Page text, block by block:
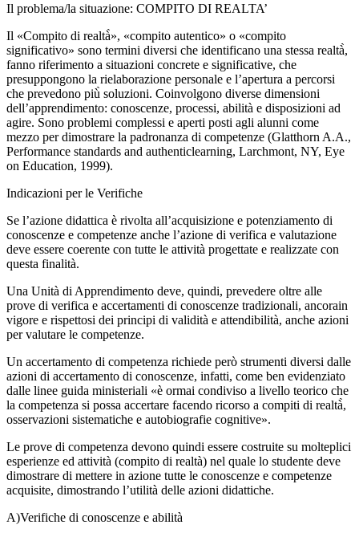
Il problema/la situazione: COMPITO DI REALTA’
Il «Compito di realtà̀», «compito autentico» o «compito
significativo» sono termini diversi che identificano una stessa realtà̀,
fanno riferimento a situazioni concrete e significative, che
presuppongono la rielaborazione personale e l’apertura a percorsi
che prevedono più̀ soluzioni. Coinvolgono diverse dimensioni
dell’apprendimento: conoscenze, processi, abilità e disposizioni ad
agire. Sono problemi complessi e aperti posti agli alunni come
mezzo per dimostrare la padronanza di competenze (Glatthorn A.A.,
Performance standards and authenticlearning, Larchmont, NY, Eye
on Education, 1999).
Indicazioni per le Verifiche
Se l’azione didattica è rivolta all’acquisizione e potenziamento di
conoscenze e competenze anche l’azione di verifica e valutazione
deve essere coerente con tutte le attività progettate e realizzate con
questa finalità.
Una Unità di Apprendimento deve, quindi, prevedere oltre alle
prove di verifica e accertamenti di conoscenze tradizionali, ancorain
vigore e rispettosi dei principi di validità e attendibilità, anche azioni
per valutare le competenze.
Un accertamento di competenza richiede però strumenti diversi dalle
azioni di accertamento di conoscenze, infatti, come ben evidenziato
dalle linee guida ministeriali «è ormai condiviso a livello teorico che
la competenza si possa accertare facendo ricorso a compiti di realtà̀,
osservazioni sistematiche e autobiografie cognitive».
Le prove di competenza devono quindi essere costruite su molteplici
esperienze ed attività (compito di realtà) nel quale lo studente deve
dimostrare di mettere in azione tutte le conoscenze e competenze
acquisite, dimostrando l’utilità delle azioni didattiche.
A)Verifiche di conoscenze e abilità